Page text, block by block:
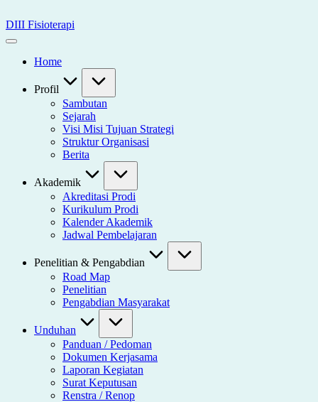
to
content
DIII Fisioterapi
Universitas
HusadaHome
Profil
Sambutan
Sejarah
Visi Misi Tujuan Strategi
Struktur Organisasi
Berita
Akademik
Akreditasi Prodi
Kurikulum Prodi
Kalender Akademik
Jadwal Pembelajaran
Penelitian & Pengabdian
Road Map
Penelitian
Pengabdian Masyarakat
Unduhan
Panduan / Pedoman
Dokumen Kerjasama
Laporan Kegiatan
Surat Keputusan
Renstra / Renop